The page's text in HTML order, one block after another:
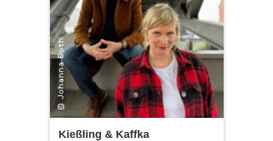
Kießling & Kaffka